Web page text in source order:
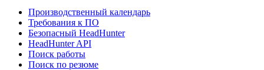
Производственный календарь
Требования к ПО
Безопасный HeadHunter
HeadHunter API
Поиск работы
Поиск по резюме